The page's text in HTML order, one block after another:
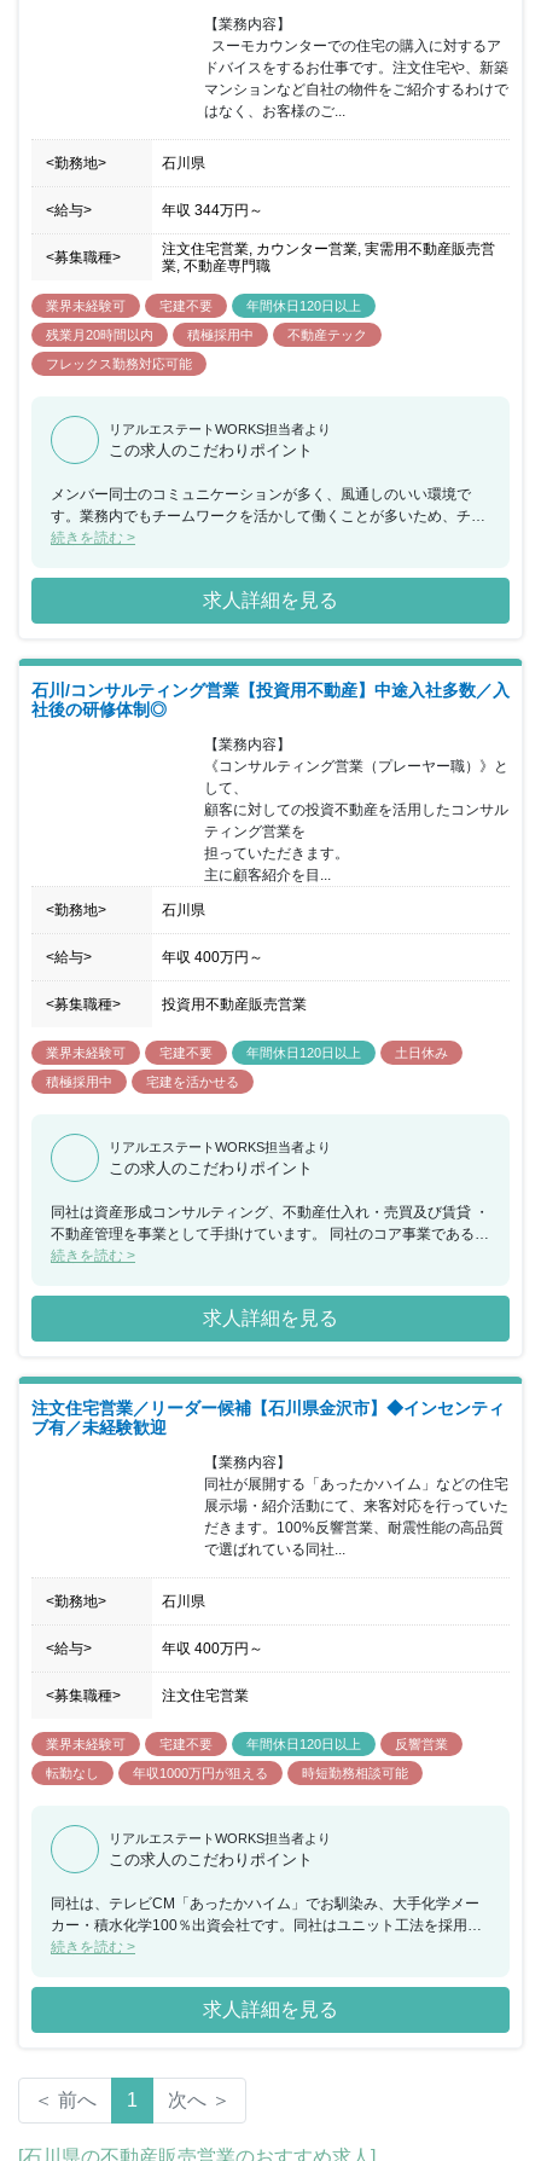
【業務内容】
ドバイスをするお仕事です。注文住宅や、新築
マンションなど自社の物件をご紹介するわけで
はなく、お客様のご...
<勤務地> 石川県
<給与> 年収 344万円 ～
<募集職種>
注文住宅営業, カウンター営業, 実需用不動産販売営
業, 不動産専門職
業界未経験可 宅建不要
年間休日120日以上
残業月20時間以内
積極採用中
不動産テック
フレックス勤務対応可能
リアルエステートWORKS担当者より
この求人のこだわりポイント
メンバー同士のコミュニケーションが多く、風通しのいい環境で
す。業務内でもチームワークを活かして働くことが多いため、チー
ムで何かを成し遂げたいと考えている方におススメの求人です。ま
制度など女性のライフイベントにも沿った制度が整っております。
続きを読む >
求人詳細を見る
石川/コンサルティング営業【投資用不動産】中途入社多数／入
社後の研修体制◎
【業務内容】
《コンサルティング営業（プレーヤー職）》と
して、
顧客に対しての投資不動産を活用したコンサル
ティング営業を
担っていただきます。
主に顧客紹介を目...
<勤務地> 石川県
<給与> 年収 400万円 ～
<募集職種> 投資用不動産販売営業
業界未経験可 宅建不要 年間休日120日以上
土日休み
積極採用中
宅建を活かせる
リアルエステートWORKS担当者より
この求人のこだわりポイント
同社は資産形成コンサルティング、不動産仕入れ・売買及び賃貸 ・
不動産管理を事業として手掛けています。 同社のコア事業であるコ
ンサルティング事業においては 事業用不動産物件を「区分所有」と
おり、誰も実行することの なかった今までの不動産業界の常識を打
ち破るサービスを実践し、 お客様のニーズに応え続けることで現在
も急成長を続けています。 同ポジションにおいては、中途入社の社
出身者でも 活躍出来る環境が整っていることが魅力になります。
基礎知識・不動産の活用法・銀行へのアプローチ方法など これまで
同社が培ってきたノウハウを一から学ぶことができ、 コンサルティ
ング営業としてキャリアをスタートすることが 可能なポジションに
続きを読む >
求人詳細を見る
注文住宅営業／リーダー候補【石川県金沢市】◆インセンティ
ブ有／未経験歓迎
【業務内容】
同社が展開する「あったかハイム」などの住宅
展示場・紹介活動にて、来客対応を行っていた
だきます。100%反響営業、耐震性能の高品質
で選ばれている同社...
<勤務地> 石川県
<給与> 年収 400万円 ～
<募集職種> 注文住宅営業
業界未経験可 宅建不要 年間休日120日以上
反響営業
転勤なし
年収1000万円が狙える 時短勤務相談可能
リアルエステートWORKS担当者より
この求人のこだわりポイント
同社は、テレビCM「あったかハイム」でお馴染み、大手化学メー
カー・積水化学100％出資会社です。同社はユニット工法を採用
し、高品質な建材を使用しています。また、化学メーカー傘下なら
得意としており、お客様へ安心安全な住宅を提供できる環境が整っ
ています。今回、注文住宅の営業を募集することとなりました。同
社は、住宅展示場や各種イベント、担当エリアにおける営業活動、
現し、お客様対応へ集中できる環境を整えております。また、ユニ
ット工法により、大工の手によらない為、均一に丈夫で高品質な住
宅・アパートを提供できており、積水化学の技術を活かした光熱費
を抑えた家づくりが特徴です。同社特有の工法であるユニット工法
続きを読む >
求人詳細を見る
＜ 前へ 1 次へ ＞
[石川県の不動産販売営業のおすすめ求人]